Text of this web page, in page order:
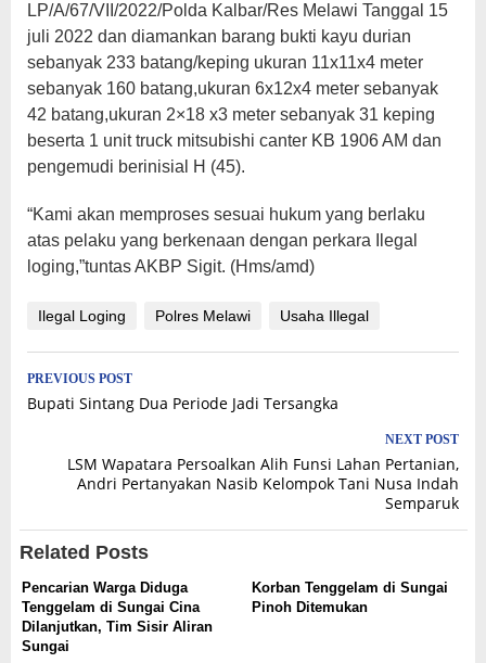
LP/A/67/VII/2022/Polda Kalbar/Res Melawi Tanggal 15
juli 2022 dan diamankan barang bukti kayu durian
sebanyak 233 batang/keping ukuran 11x11x4 meter
sebanyak 160 batang,ukuran 6x12x4 meter sebanyak
42 batang,ukuran 2×18 x3 meter sebanyak 31 keping
beserta 1 unit truck mitsubishi canter KB 1906 AM dan
pengemudi berinisial H (45).
“Kami akan memproses sesuai hukum yang berlaku
atas pelaku yang berkenaan dengan perkara Ilegal
loging,”tuntas AKBP Sigit. (Hms/amd)
Ilegal Loging Polres Melawi Usaha Illegal
Post
navigation
PREVIOUS POST
Bupati Sintang Dua Periode Jadi Tersangka
NEXT POST
LSM Wapatara Persoalkan Alih Funsi Lahan Pertanian,
Andri Pertanyakan Nasib Kelompok Tani Nusa Indah
Semparuk
Related Posts
Pencarian Warga Diduga
Tenggelam di Sungai Cina
Dilanjutkan, Tim Sisir Aliran
Sungai
Korban Tenggelam di Sungai
Pinoh Ditemukan